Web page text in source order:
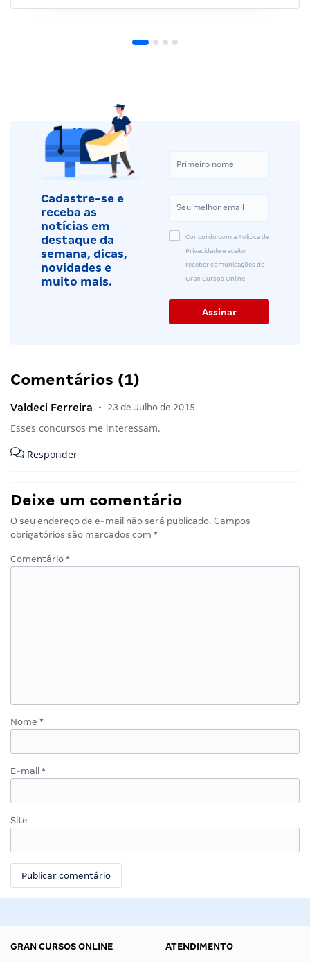
Cadastre-se e
receba as
notícias em
destaque da
semana, dicas,
novidades e
muito mais.
Concordo com a Política de
Privacidade e aceito
receber comunicações do
Gran Cursos Online.
Comentários (1)
Valdeci Ferreira • 23 de Julho de 2015
Esses concursos me interessam.
Responder
Deixe um comentário
O seu endereço de e-mail não será publicado. Campos
obrigatórios são marcados com *
Comentário *
Nome *
E-mail *
Site
GRAN CURSOS ONLINE
ATENDIMENTO